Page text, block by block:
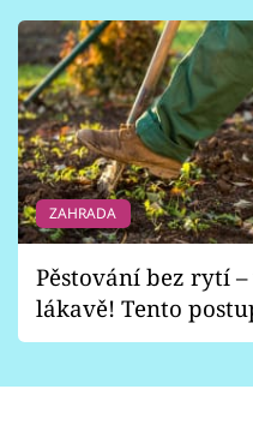
ZAHRADA
Pěstování bez rytí
lákavě! Tento
vhodný jen pro